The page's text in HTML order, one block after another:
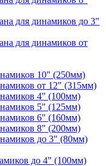
для динамиков до 3"
для динамиков от
10" (250мм)
от 12" (315мм)
4" (100мм)
5" (125мм)
6" (160мм)
8" (200мм)
до 3" (80мм)
до 4" (100мм)